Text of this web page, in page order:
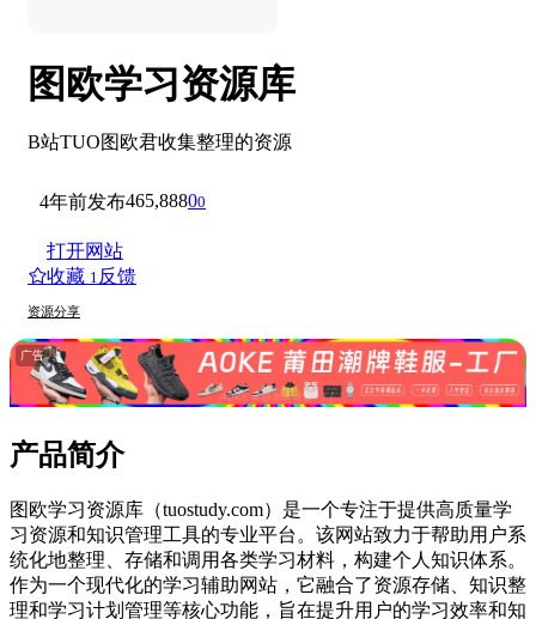
图欧学习资源库
B站TUO图欧君收集整理的资源
4年前发布465,88800
打开网站
收藏 1反馈
资源分享
广告
产品简介
图欧学习资源库（tuostudy.com）是一个专注于提供高质量学
习资源和知识管理工具的专业平台。该网站致力于帮助用户系
统化地整理、存储和调用各类学习材料，构建个人知识体系。
作为一个现代化的学习辅助网站，它融合了资源存储、知识整
理和学习计划管理等核心功能，旨在提升用户的学习效率和知